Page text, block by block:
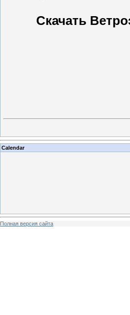
Скачать
Calendar
Полная версия сайта